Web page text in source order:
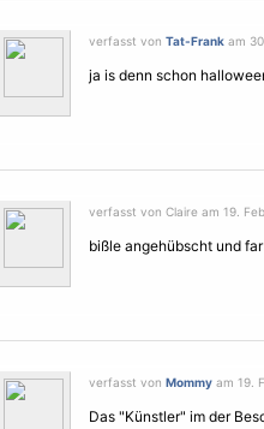
verfasst von Tat-Frank am
ja is denn schon
verfasst von Claire am 19.
bißle angehübscht und
verfasst von Mommy am 19.
Das "Künstler" im der